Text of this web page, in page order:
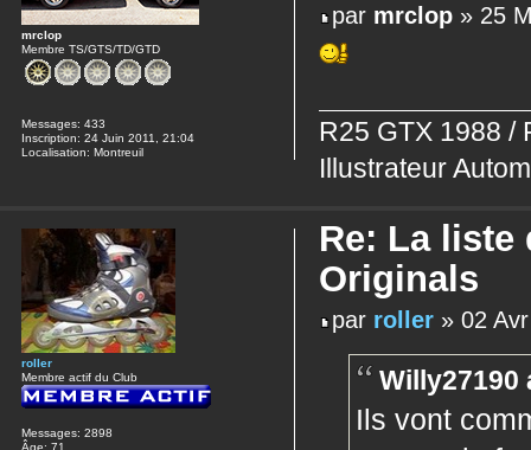
par mrclop » 25
R25 GTX 1988 /
Illustrateur
mrclop
Membre TS/GTS/TD/GTD
Messages: 433
Inscription: 24 Juin 2011, 21:04
Localisation: Montreuil
Re: La liste
Originals
par roller » 02
Willy27190
Ils vont
roller
Membre actif du Club
Messages: 2898
Âge: 71